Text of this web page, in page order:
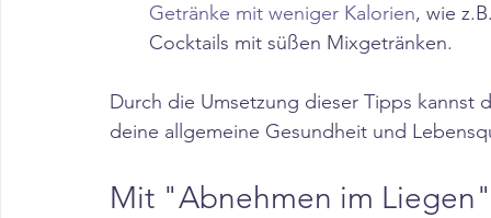
Getränke mit weniger Kalorien, wie
Cocktails mit süßen Mixgetränken.​
Durch die Umsetzung dieser Tipps
deine allgemeine Gesundheit und
Mit "Abnehmen im